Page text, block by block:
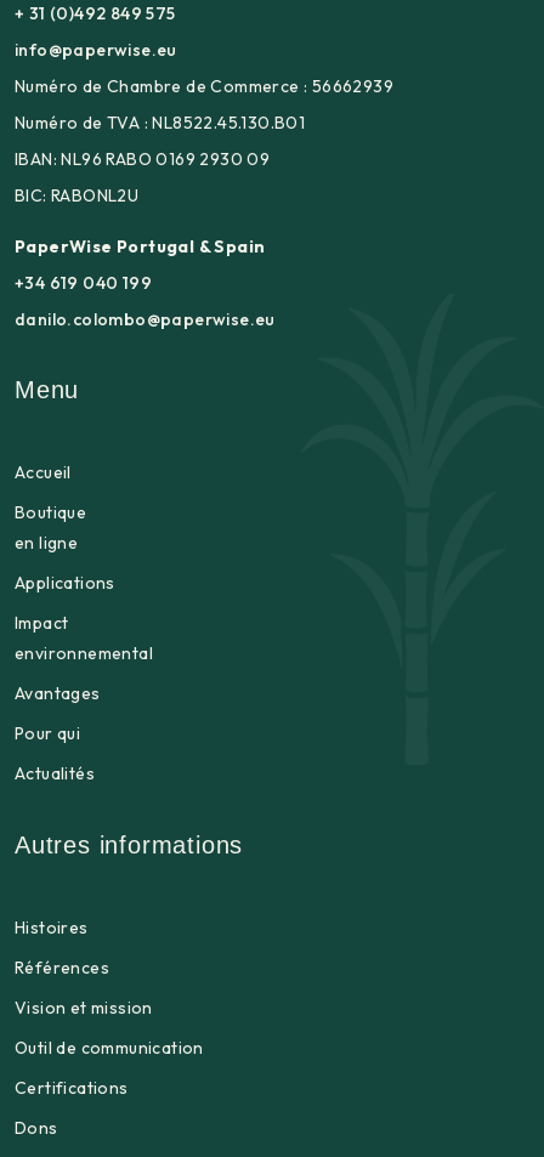
+ 31 (0)492 849 575
info@paperwise.eu
Numéro de Chambre de Commerce : 56662939
Numéro de TVA : NL8522.45.130.B01
IBAN: NL96 RABO 0169 2930 09
BIC: RABONL2U
PaperWise Portugal & Spain
+34 619 040 199
danilo.colombo@paperwise.eu
Menu
Accueil
Boutique
en ligne
Applications
Impact
environnemental
Avantages
Pour qui
Actualités
Autres informations
Histoires
Références
Vision et mission
Outil de communication
Certifications
Dons